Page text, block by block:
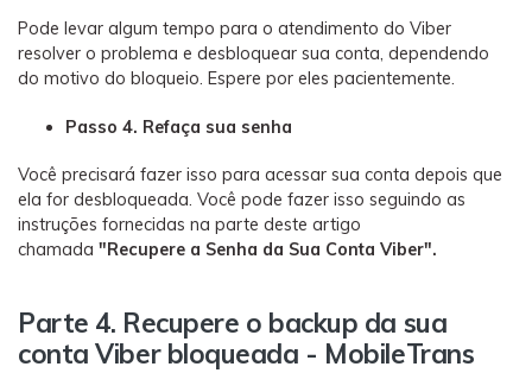
Pode levar algum tempo para o atendimento do Viber
resolver o problema e desbloquear sua conta, dependendo
do motivo do bloqueio. Espere por eles pacientemente.
Passo 4. Refaça sua senha
Você precisará fazer isso para acessar sua conta depois que
ela for desbloqueada. Você pode fazer isso seguindo as
instruções fornecidas na parte deste artigo
chamada "Recupere a Senha da Sua Conta Viber".
Parte 4. Recupere o backup da sua
conta Viber bloqueada - MobileTrans